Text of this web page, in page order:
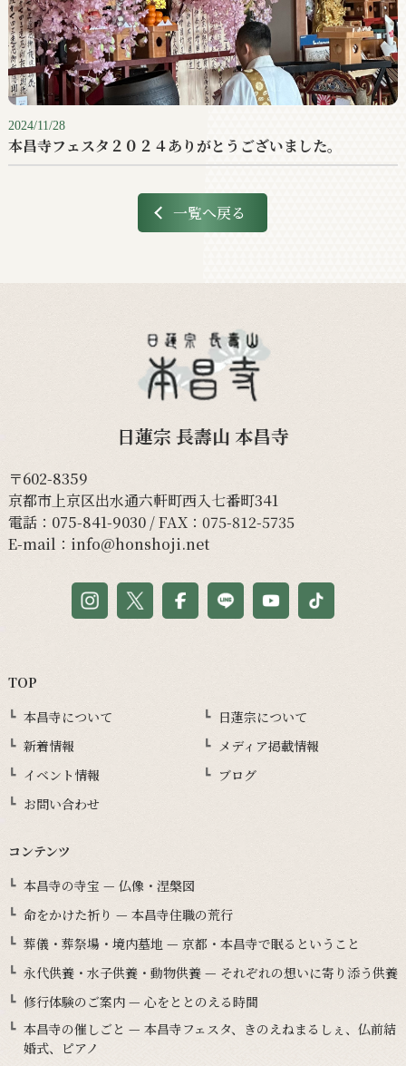
2024/11/28
本昌寺フェスタ２０２４ありがとうございました。
一覧へ戻る
日蓮宗 長壽山 本昌寺
〒602-8359
京都市上京区出水通六軒町西入七番町341
電話： 075-841-9030/ FAX：075-812-5735
E-mail： info@honshoji.net
TOP
本昌寺について
日蓮宗について
新着情報
メディア掲載情報
イベント情報
ブログ
お問い合わせ
コンテンツ
本昌寺の寺宝 — 仏像・涅槃図
命をかけた祈り — 本昌寺住職の荒行
葬儀・葬祭場・境内墓地 — 京都・本昌寺で眠るということ
永代供養・水子供養・動物供養 — それぞれの想いに寄り添う供養
修行体験のご案内 — 心をととのえる時間
本昌寺の催しごと — 本昌寺フェスタ、きのえねまるしぇ、仏前結
婚式、ピアノ